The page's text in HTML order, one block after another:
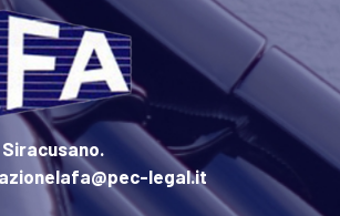
Siracusano.
legal.it